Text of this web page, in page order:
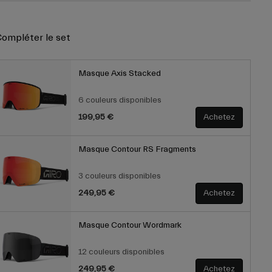
le set
Masque Axis Stacked
6 couleurs disponibles
199,95 €
Achetez
Masque Contour RS Fragments
3 couleurs disponibles
249,95 €
Achetez
Masque Contour Wordmark
12 couleurs disponibles
249,95 €
Achetez